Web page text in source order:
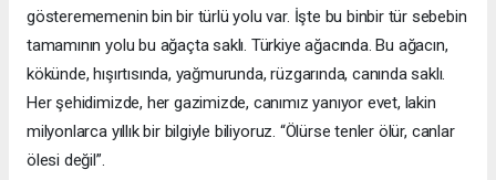
gösterememenin bin bir türlü yolu var. İşte bu binbir tür sebebin
tamamının yolu bu ağaçta saklı. Türkiye ağacında. Bu ağacın,
kökünde, hışırtısında, yağmurunda, rüzgarında, canında saklı.
Her şehidimizde, her gazimizde, canımız yanıyor evet, lakin
milyonlarca yıllık bir bilgiyle biliyoruz. “Ölürse tenler ölür, canlar
ölesi değil”.